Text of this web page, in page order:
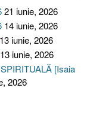
21 iunie, 2026
14 iunie, 2026
13 iunie, 2026
13 iunie, 2026
[Isaia
2026